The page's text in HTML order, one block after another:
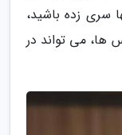
سری زده باشید،
ها، می تواند در